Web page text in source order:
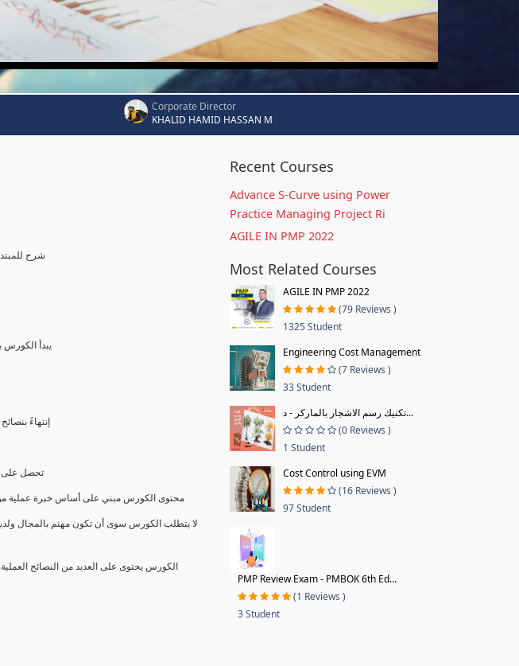
Corporate Director
KHALID HAMID HASSAN M
شرح
يبدأ
إنتهاءً
تحصل على
محتوى الكورس مبني على أساس خبرة عملية من
لا يتطلب الكورس سوى أن تكون مهتم بالمجال
الكورس يحتوى على العديد من النصائح
Recent Courses
Advance S-Curve using Power
Practice Managing Project Ri
AGILE IN PMP 2022
Most Related Courses
AGILE IN PMP 2022
(79 Reviews )
1325 Student
Engineering Cost Management
(7 Reviews )
33 Student
تكنيك رسم الاشجار بالماركر - د...
(0 Reviews )
1 Student
Cost Control using EVM
(16 Reviews )
97 Student
PMP Review Exam - PMBOK 6th Ed...
(1 Reviews )
3 Student